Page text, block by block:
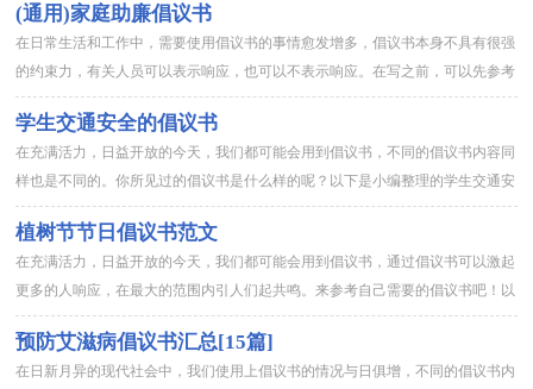
(通用)家庭助廉倡议书
在日常生活和工作中，需要使用倡议书的事情愈发增多，倡议书本身不具有很强
的约束力，有关人员可以表示响应，也可以不表示响应。在写之前，可以先参考
范文，下面是小编为大家收集的家庭助廉倡议书，欢迎阅读与收藏。...
学生交通安全的倡议书
在充满活力，日益开放的今天，我们都可能会用到倡议书，不同的倡议书内容同
样也是不同的。你所见过的倡议书是什么样的呢？以下是小编整理的学生交通安
全的倡议书，供大家参考借鉴，希望可以帮助到有需要的朋友。学生...
植树节节日倡议书范文
在充满活力，日益开放的今天，我们都可能会用到倡议书，通过倡议书可以激起
更多的人响应，在最大的范围内引人们起共鸣。来参考自己需要的倡议书吧！以
下是小编为大家整理的植树节节日倡议书范文，欢迎大家分享。植树...
预防艾滋病倡议书汇总[15篇]
在日新月异的现代社会中，我们使用上倡议书的情况与日俱增，不同的倡议书内